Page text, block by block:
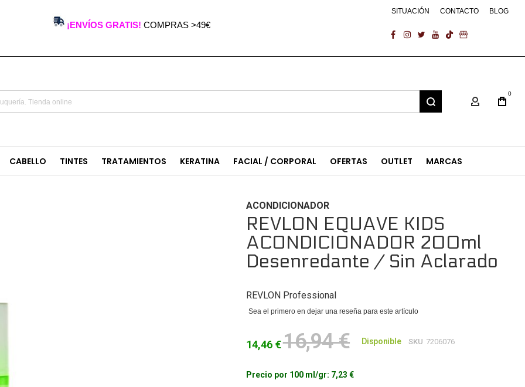
¡ENVÍOS GRATIS! COMPRAS >49€
SITUACIÓN CONTACTO BLOG
facebook
instagram
twitteryoutube
tiktokbusiness
Mi Cuenta
0
CABELLO TINTES TRATAMIENTOS KERATINA FACIAL / CORPORAL OFERTAS OUTLET MARCAS
ACONDICIONADOR
REVLON EQUAVE KIDS
ACONDICIONADOR 200ml
Desenredante / Sin Aclarado
REVLON Professional
Sea el primero en dejar una reseña para este artículo
14,46 €16,94 € Disponible SKU 7206076
Precio por 100 ml/gr: 7,23 €